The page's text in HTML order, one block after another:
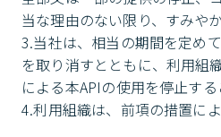
当な理由のない限り、すみや
3.当社は、相当の期間を定め
を取り消すとともに、利用組
による本APIの使用を停止す
4.利用組織は、前項の措置に